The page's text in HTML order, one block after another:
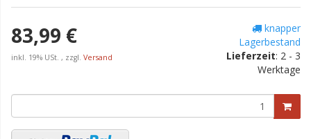
83,99 €
inkl. 19% USt. , zzgl. Versand
knapper
Lagerbestand
Lieferzeit: 2 - 3
Werktage